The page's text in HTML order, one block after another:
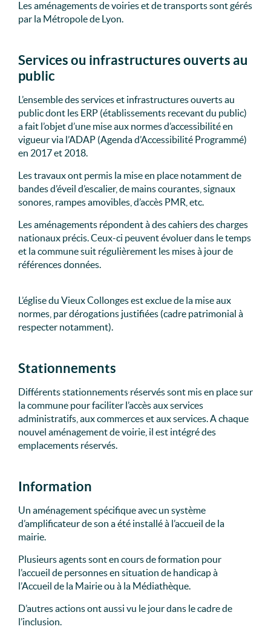
Les aménagements de voiries et de transports sont gérés
par la Métropole de Lyon.
Services ou infrastructures ouverts au
public
L’ensemble des services et infrastructures ouverts au
public dont les ERP (établissements recevant du public)
a fait l’objet d’une mise aux normes d’accessibilité en
vigueur via l’ADAP (Agenda d’Accessibilité Programmé)
en 2017 et 2018.
Les travaux ont permis la mise en place notamment de
bandes d’éveil d’escalier, de mains courantes, signaux
sonores, rampes amovibles, d’accès PMR, etc.
Les aménagements répondent à des cahiers des charges
nationaux précis. Ceux-ci peuvent évoluer dans le temps
et la commune suit régulièrement les mises à jour de
références données.
L’église du Vieux Collonges est exclue de la mise aux
normes, par dérogations justifiées (cadre patrimonial à
respecter notamment).
Stationnements
Différents stationnements réservés sont mis en place sur
la commune pour faciliter l’accès aux services
administratifs, aux commerces et aux services. A chaque
nouvel aménagement de voirie, il est intégré des
emplacements réservés.
Information
Un aménagement spécifique avec un système
d’amplificateur de son a été installé à l’accueil de la
mairie.
Plusieurs agents sont en cours de formation pour
l’accueil de personnes en situation de handicap à
l’Accueil de la Mairie ou à la Médiathèque.
D’autres actions ont aussi vu le jour dans le cadre de
l’inclusion.